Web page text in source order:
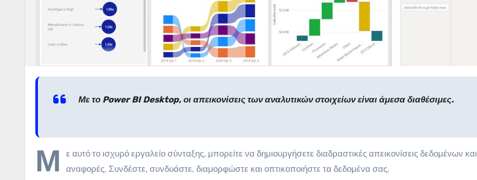
Με το Power BI Desktop, οι απεικονίσεις των αναλυτικών στοιχείων είναι άμεσα διαθέσιμες.
Μ
ε αυτό το ισχυρό εργαλείο σύνταξης, μπορείτε να δημιουργήσετε διαδραστικές απεικονίσεις δεδομένων και
αναφορές. Συνδέστε, συνδυάστε, διαμορφώστε και οπτικοποιήστε τα δεδομένα σας.